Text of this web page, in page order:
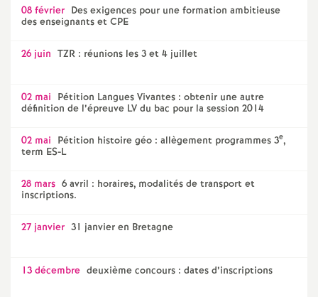
08 février Des exigences pour une formation ambitieuse
des enseignants et CPE
26 juin TZR : réunions les 3 et 4 juillet
02 mai Pétition Langues Vivantes : obtenir une autre
définition de l’épreuve LV du bac pour la session 2014
02 mai Pétition histoire géo : allègement programmes 3e,
term ES-L
28 mars 6 avril : horaires, modalités de transport et
inscriptions.
27 janvier 31 janvier en Bretagne
13 décembre deuxième concours : dates d’inscriptions